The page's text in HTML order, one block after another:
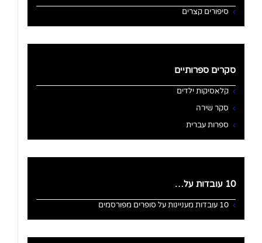
סיפורים קצרים
סקרים ספרותיים
קלאסיקות ילדים
סקר שירה
ספרות עברית
10 עובדות על…
10 עובדות מעניינות על סופרים מפורסמים